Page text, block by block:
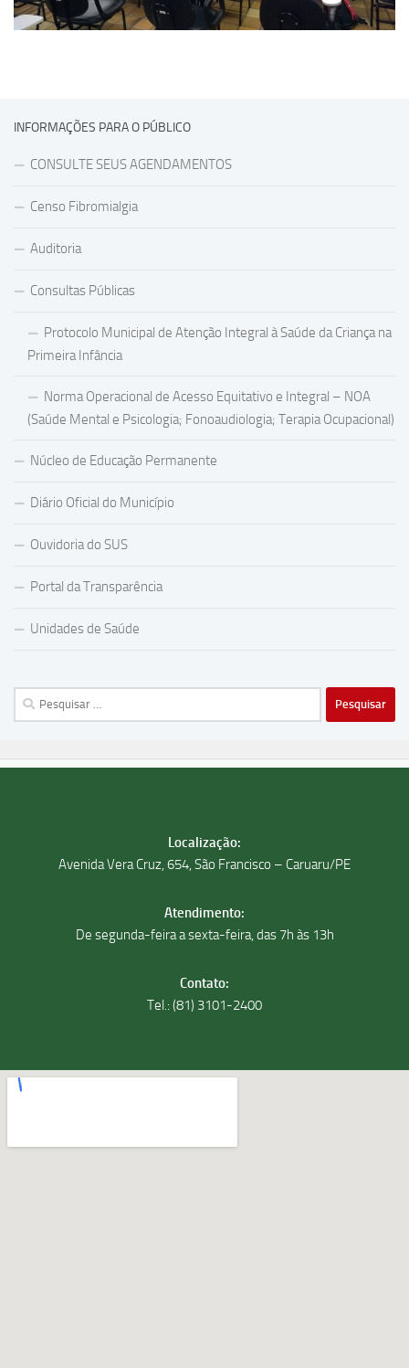
INFORMAÇÕES PARA O PÚBLICO
CONSULTE SEUS AGENDAMENTOS
Censo Fibromialgia
Auditoria
Consultas Públicas
Protocolo Municipal de Atenção Integral à Saúde da Criança na
Primeira Infância
Norma Operacional de Acesso Equitativo e Integral – NOA
(Saúde Mental e Psicologia; Fonoaudiologia; Terapia Ocupacional)
Núcleo de Educação Permanente
Diário Oficial do Município
Ouvidoria do SUS
Portal da Transparência
Unidades de Saúde
Pesquisar
por:
Localização:
Avenida Vera Cruz, 654, São Francisco – Caruaru/PE
Atendimento:
De segunda-feira a sexta-feira, das 7h às 13h
Contato:
Tel.: (81) 3101-2400